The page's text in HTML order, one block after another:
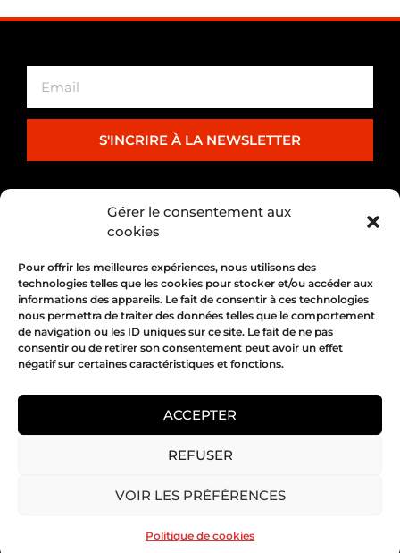
Gérer le consentement aux
cookies
Pour offrir les meilleures expériences, nous utilisons des
technologies telles que les cookies pour stocker et/ou accéder aux
informations des appareils. Le fait de consentir à ces technologies
nous permettra de traiter des données telles que le comportement
de navigation ou les ID uniques sur ce site. Le fait de ne pas
consentir ou de retirer son consentement peut avoir un effet
négatif sur certaines caractéristiques et fonctions.
ACCEPTER
REFUSER
VOIR LES PRÉFÉRENCES
Politique de cookies
S'INCRIRE À LA NEWSLETTER
PARTENARIAT